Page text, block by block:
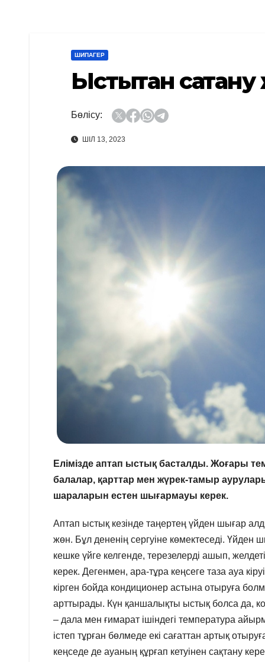
ШИПАГЕР
Ыстықтан
Бөлісу:
ШІЛ 13, 2023
Елімізде аптап ыстық басталды. Жоғары
балалар, қарттар мен жүрек-тамыр
шараларын естен шығармауы керек.
Аптап ыстық кезінде таңертең үйден шығар
жөн. Бұл дененің сергуіне көмектеседі. Үйден
кешке үйге келгенде, терезелерді ашып,
керек. Дегенмен, ара-тұра кеңсеге таза ауа
кірген бойда кондиционер астына отыруға
арттырады. Күн қаншалықты ыстық болса да,
– дала мен ғимарат ішіндегі температура
істеп тұрған бөлмеде екі сағаттан артық
кеңседе де ауаның құрғап кетуінен сақтану